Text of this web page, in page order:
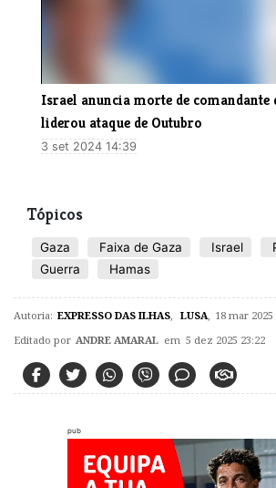
Israel anuncia morte de comandante
liderou ataque de Outubro
3 set 2024 14:39
Tópicos
Gaza Faixa de Gaza Israel
Guerra
Hamas
Autoria: EXPRESSO DAS ILHAS LUSA 18 mar 2025
Editado por ANDRE AMARAL em 5 dez 2025 23:22
pub